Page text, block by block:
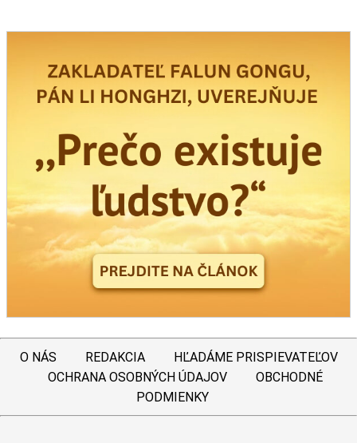
O NÁS REDAKCIA
HĽADÁME PRISPIEVATEĽOV
OCHRANA OSOBNÝCH ÚDAJOV
OBCHODNÉ
PODMIENKY